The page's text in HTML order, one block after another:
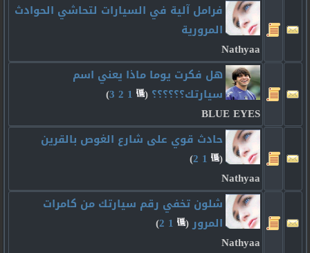
فرامل آلية في السيارات لتحاشي الحوادث
المرورية
Nathyaa
هل فكرت يوما ماذا يعني اسم
سيارتك؟؟؟؟؟؟ ‏
(
1
2
3
)
BLUE EYES
حادث قوي على شارع الغوص بالقرين
(
1
2
)
Nathyaa
شلون تخفي رقم سيارتك من كامرات
المرور‏
(
1
2
)
Nathyaa